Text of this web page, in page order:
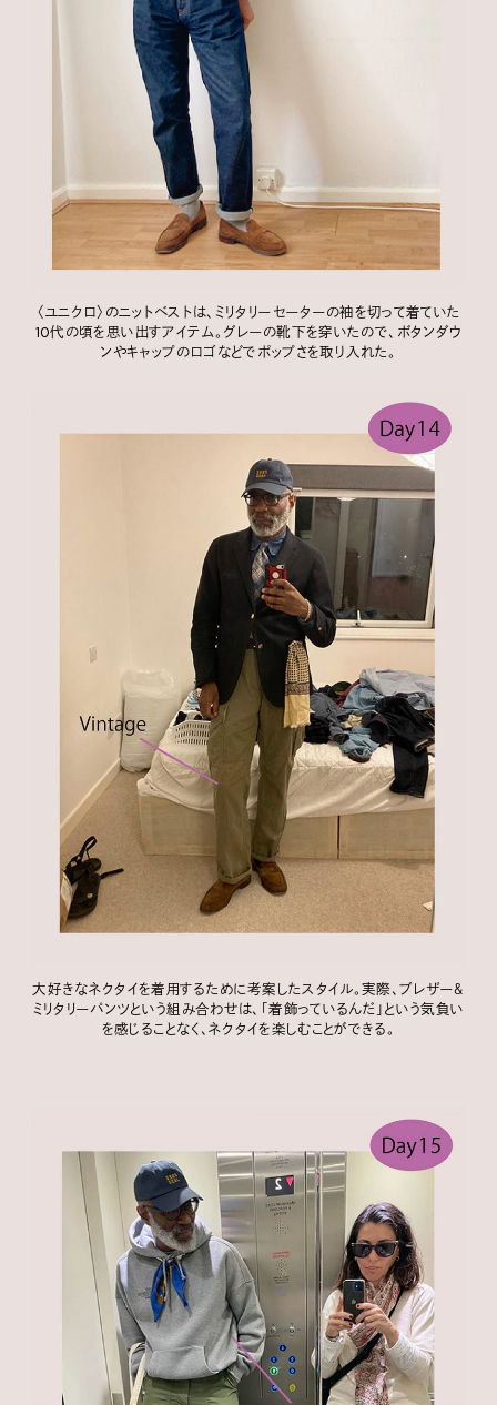
〈ユニクロ〉のニットベストは、ミリタリーセーターの袖を切って着ていた
10代の頃を思い出すアイテム。グレーの靴下を穿いたので、ボタンダウ
ンやキャップのロゴなどでポップさを取り入れた。
大好きなネクタイを着用するために考案したスタイル。実際、ブレザー＆
ミリタリーパンツという組み合わせは、「着飾っているんだ」という気負い
を感じることなく、ネクタイを楽しむことができる。